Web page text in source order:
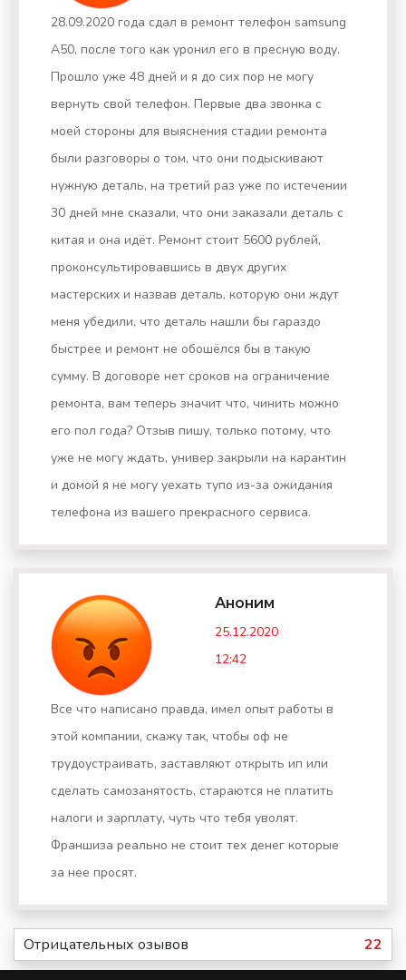
28.09.2020 года сдал в ремонт телефон samsung
A50, после того как уронил его в пресную воду.
Прошло уже 48 дней и я до сих пор не могу
вернуть свой телефон. Первые два звонка с
моей стороны для выяснения стадии ремонта
были разговоры о том, что они подыскивают
нужную деталь, на третий раз уже по истечении
30 дней мне сказали, что они заказали деталь с
китая и она идёт. Ремонт стоит 5600 рублей,
проконсультировавшись в двух других
мастерских и назвав деталь, которую они ждут
меня убедили, что деталь нашли бы гараздо
быстрее и ремонт не обошёлся бы в такую
сумму. В договоре нет сроков на ограничение
ремонта, вам теперь значит что, чинить можно
его пол года? Отзыв пишу, только потому, что
уже не могу ждать, универ закрыли на карантин
и домой я не могу уехать тупо из-за ожидания
телефона из вашего прекрасного сервиса.
Аноним
25.12.2020
12:42
Все что написано правда, имел опыт работы в
этой компании, скажу так, чтобы оф не
трудоустраивать, заставляют открыть ип или
сделать самозанятость, стараются не платить
налоги и зарплату, чуть что тебя уволят.
Франшиза реально не стоит тех денег которые
за нее просят.
Отрицательных озывов 22